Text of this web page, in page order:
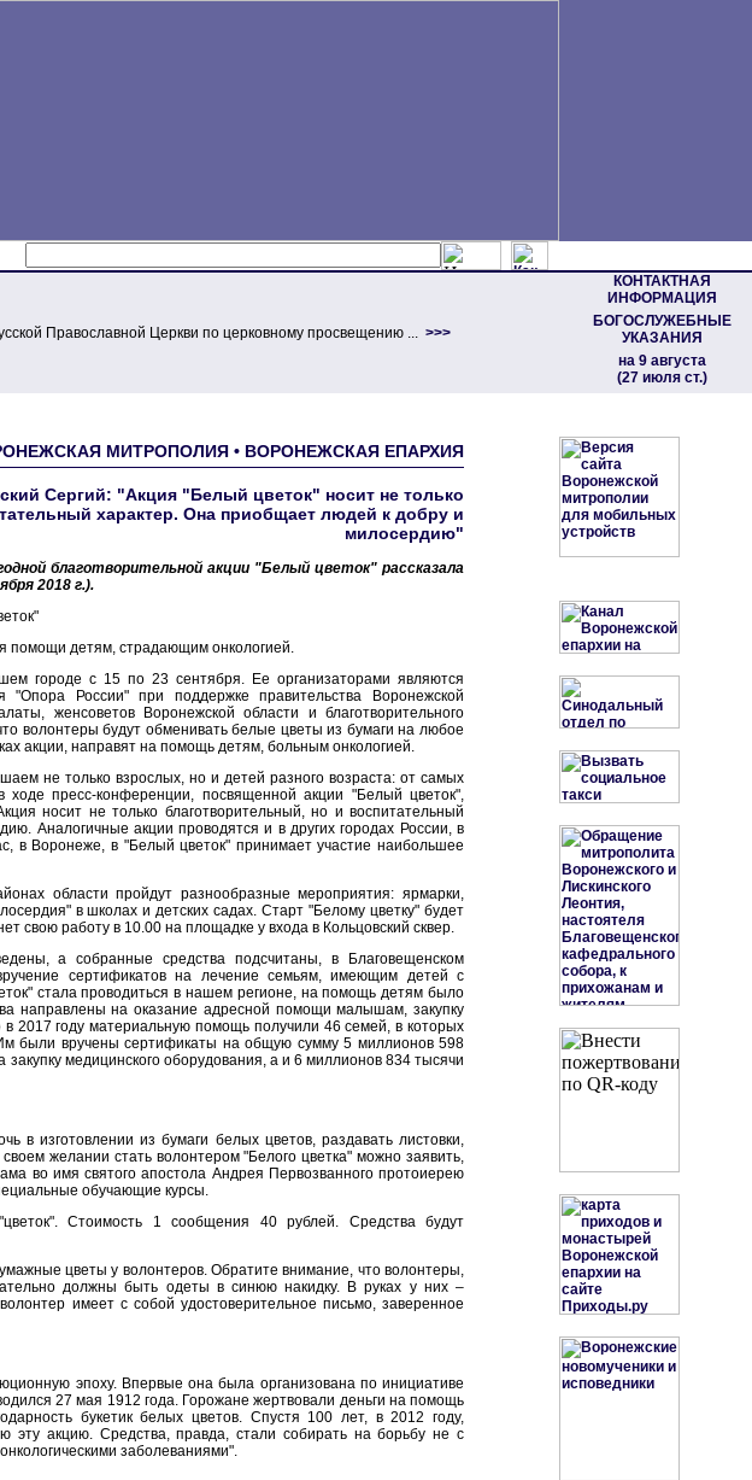
КОНТАКТНАЯ
ИНФОРМАЦИЯ
БОГОСЛУЖЕБНЫЕ
УКАЗАНИЯ
на 9 августа
(27 июля ст.)
Православной Церкви по церковному просвещению ... >>>
МИТРОПОЛИЯ • ВОРОНЕЖСКАЯ ЕПАРХИЯ
Сергий: "Акция "Белый цветок" носит не только
характер. Она приобщает людей к добру и
милосердию"
благотворительной акции "Белый цветок" рассказала
2018 г.).
помощи детям, страдающим онкологией.
городе с 15 по 23 сентября. Ее организаторами являются
"Опора России" при поддержке правительства Воронежской
женсоветов Воронежской области и благотворительного
волонтеры будут обменивать белые цветы из бумаги на любое
акции, направят на помощь детям, больным онкологией.
не только взрослых, но и детей разного возраста: от самых
ходе пресс-конференции, посвященной акции "Белый цветок",
носит не только благотворительный, но и воспитательный
Аналогичные акции проводятся и в других городах России, в
в Воронеже, в "Белый цветок" принимает участие наибольшее
области пройдут разнообразные мероприятия: ярмарки,
в школах и детских садах. Старт "Белому цветку" будет
свою работу в 10.00 на площадке у входа в Кольцовский сквер.
а собранные средства подсчитаны, в Благовещенском
сертификатов на лечение семьям, имеющим детей с
стала проводиться в нашем регионе, на помощь детям было
направлены на оказание адресной помощи малышам, закупку
2017 году материальную помощь получили 46 семей, в которых
были вручены сертификаты на общую сумму 5 миллионов 598
медицинского оборудования, а и 6 миллионов 834 тысячи
в изготовлении из бумаги белых цветов, раздавать листовки,
желании стать волонтером "Белого цветка" можно заявить,
во имя святого апостола Андрея Первозванного протоиерею
обучающие курсы.
Стоимость 1 сообщения 40 рублей. Средства будут
цветы у волонтеров. Обратите внимание, что волонтеры,
должны быть одеты в синюю накидку. В руках у них –
имеет с собой удостоверительное письмо, заверенное
эпоху. Впервые она была организована по инициативе
27 мая 1912 года. Горожане жертвовали деньги на помощь
букетик белых цветов. Спустя 100 лет, в 2012 году,
эту акцию. Средства, правда, стали собирать на борьбу не с
заболеваниями".